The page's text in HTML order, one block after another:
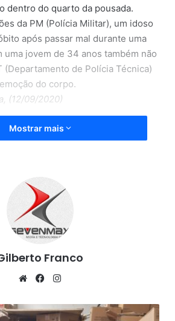
dentro do quarto da pousada.
da PM (Polícia Militar), um idoso
após passar mal durante uma
uma jovem de 34 anos também não
(Departamento de Polícia Técnica)
do corpo.
(12/09/2020)
Mostrar mais
Franco
We
te
Fa
bo
ra